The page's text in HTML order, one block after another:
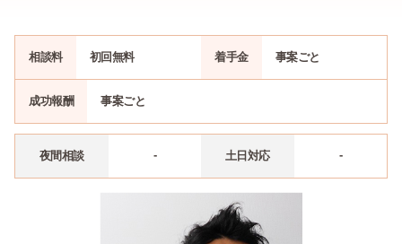
相談料 初回無料 着手金 事案ごと
成功報酬 事案ごと
夜間相談 - 土日対応 -